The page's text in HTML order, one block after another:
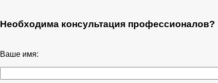
Необходима консультация профессионалов?
Ваше имя: